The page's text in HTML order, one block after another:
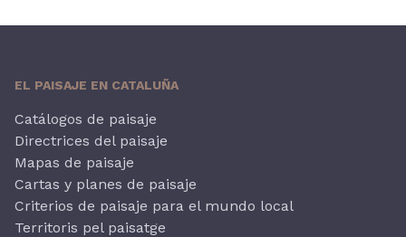
EL PAISAJE EN CATALUÑA
Catálogos de paisaje
Directrices del paisaje
Mapas de paisaje
Cartas y planes de paisaje
Criterios de paisaje para el mundo local
Territoris pel paisatge